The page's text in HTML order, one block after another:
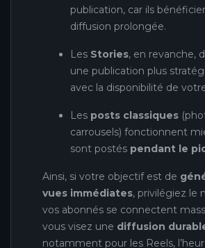
publication, car ils
diffusion prolongée.
Les Stories, en revanche,
une publication plus
avec la disponibilité de
Les posts classiques
carrousels) fonctionnent
sont postés pendant le
Ainsi, si votre objectif est de
vues immédiates, privilégiez le
vos abonnés se connectent
vous visez une diffusion
notamment pour les Reels,